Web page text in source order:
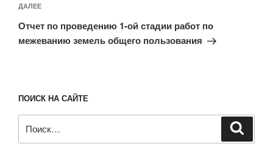
Следующая
запись
ДАЛЕЕ
Отчет по проведению 1-ой стадии работ по
межеванию земель общего пользования
ПОИСК НА САЙТЕ